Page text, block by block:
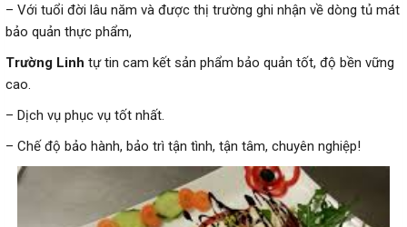
– Với tuổi đời lâu năm và được thị trường ghi nhận về dòng tủ mát
bảo quản thực phẩm,
Trường Linh tự tin cam kết sản phẩm bảo quản tốt, độ bền vững
cao.
– Dịch vụ phục vụ tốt nhất.
– Chế độ bảo hành, bảo trì tận tình, tận tâm, chuyên nghiệp!